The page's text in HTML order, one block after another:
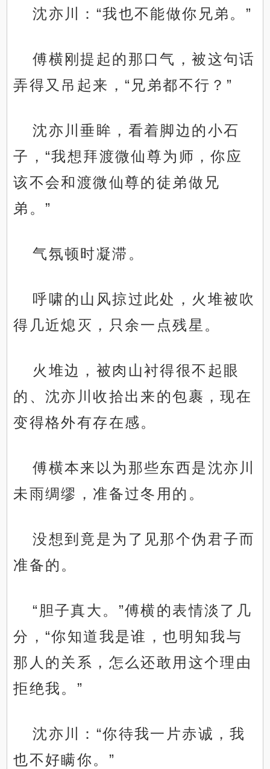
沈亦川：“我也不能做你兄弟。”
傅横刚提起的那口气，被这句话
弄得又吊起来，“兄弟都不行？”
沈亦川垂眸，看着脚边的小石
子，“我想拜渡微仙尊为师，你应
该不会和渡微仙尊的徒弟做兄
弟。”
气氛顿时凝滞。
呼啸的山风掠过此处，火堆被吹
得几近熄灭，只余一点残星。
火堆边，被肉山衬得很不起眼
的、沈亦川收拾出来的包裹，现在
变得格外有存在感。
傅横本来以为那些东西是沈亦川
未雨绸缪，准备过冬用的。
没想到竟是为了见那个伪君子而
准备的。
“胆子真大。”傅横的表情淡了几
分，“你知道我是谁，也明知我与
那人的关系，怎么还敢用这个理由
拒绝我。”
沈亦川：“你待我一片赤诚，我
也不好瞒你。”